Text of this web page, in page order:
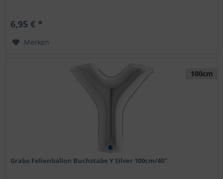
6,95 € *
Merken
100cm
Grabo Folienballon Buchstabe Y Silver 100cm/40"